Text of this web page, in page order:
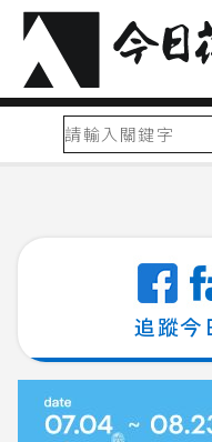
追蹤今